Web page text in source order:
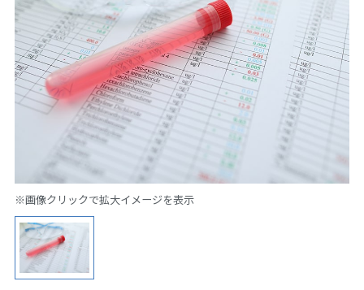
※画像クリックで拡大イメージを表示